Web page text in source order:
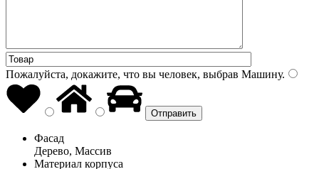
Пожалуйста, докажите, что вы человек, выбрав Машину.
Фасад
Дерево, Массив
Материал корпуса